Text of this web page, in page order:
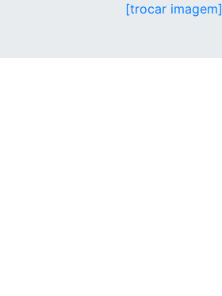
[trocar imagem]